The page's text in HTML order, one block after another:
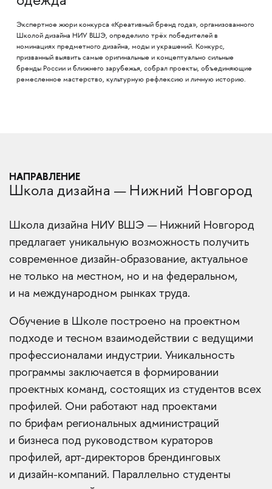
Экспертное жюри конкурса «Креативный бренд года», организованного
Школой дизайна НИУ ВШЭ, определило трёх победителей в
номинациях предметного дизайна, моды и украшений. Конкурс,
призванный выявить самые оригинальные и концептуально сильные
бренды России и ближнего зарубежья, собрал проекты, объединяющие
ремесленное мастерство, культурную рефлексию и личную историю.
НАПРАВЛЕНИЕ
Школа дизайна — Нижний Новгород
Школа дизайна НИУ ВШЭ — Нижний Новгород
предлагает уникальную возможность получить
современное дизайн-образование, актуальное
не только на местном, но и на федеральном,
и на международном рынках труда.
Обучение в Школе построено на проектном
подходе и тесном взаимодействии с ведущими
профессионалами индустрии. Уникальность
программы заключается в формировании
проектных команд, состоящих из студентов всех
профилей. Они работают над проектами
по брифам региональных администраций
и бизнеса под руководством кураторов
профилей, арт-директоров брендинговых
и дизайн-компаний. Параллельно студенты